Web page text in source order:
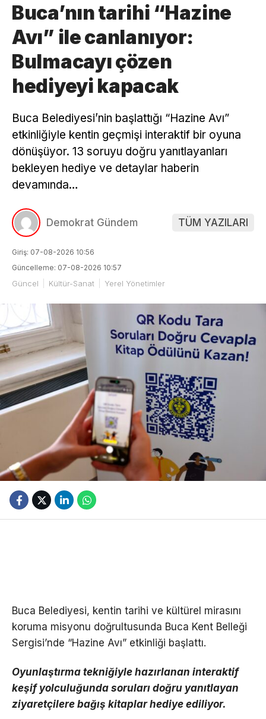
Buca’nın tarihi “Hazine
Avı” ile canlanıyor:
Bulmacayı çözen
hediyeyi kapacak
Buca Belediyesi’nin başlattığı “Hazine Avı”
etkinliğiyle kentin geçmişi interaktif bir oyuna
dönüşüyor. 13 soruyu doğru yanıtlayanları
bekleyen hediye ve detaylar haberin
devamında…
Demokrat Gündem TÜM YAZILARI
Giriş: 07-08-2026 10:56
Güncelleme: 07-08-2026 10:57
Güncel Kültür-Sanat Yerel Yönetimler
Buca Belediyesi, kentin tarihi ve kültürel mirasını
koruma misyonu doğrultusunda Buca Kent Belleği
Sergisi’nde “Hazine Avı” etkinliği başlattı.
Oyunlaştırma tekniğiyle hazırlanan interaktif
keşif yolculuğunda soruları doğru yanıtlayan
ziyaretçilere bağış kitaplar hediye ediliyor.